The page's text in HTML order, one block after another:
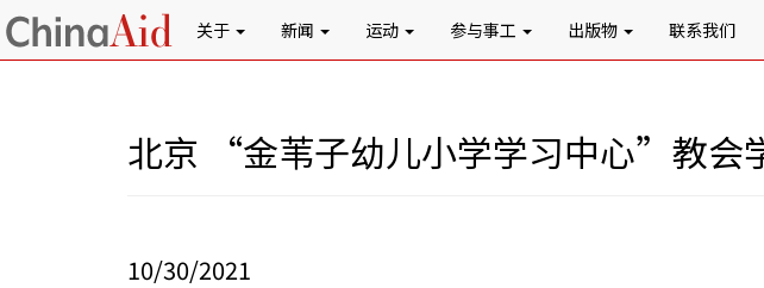
关于 新闻 运动 参与事工 出版物 联系我们
北京 “金苇子幼儿小学学习中心”教会
10/30/2021